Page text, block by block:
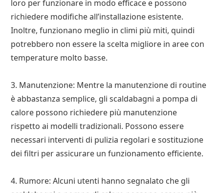
loro per funzionare in modo efficace e possono
richiedere modifiche all’installazione esistente.
Inoltre, funzionano meglio in climi più miti, quindi
potrebbero non essere la scelta migliore in aree con
temperature molto basse.
3. Manutenzione: Mentre la manutenzione di routine
è abbastanza semplice, gli scaldabagni a pompa di
calore possono richiedere più manutenzione
rispetto ai modelli tradizionali. Possono essere
necessari interventi di pulizia regolari e sostituzione
dei filtri per assicurare un funzionamento efficiente.
4. Rumore: Alcuni utenti hanno segnalato che gli